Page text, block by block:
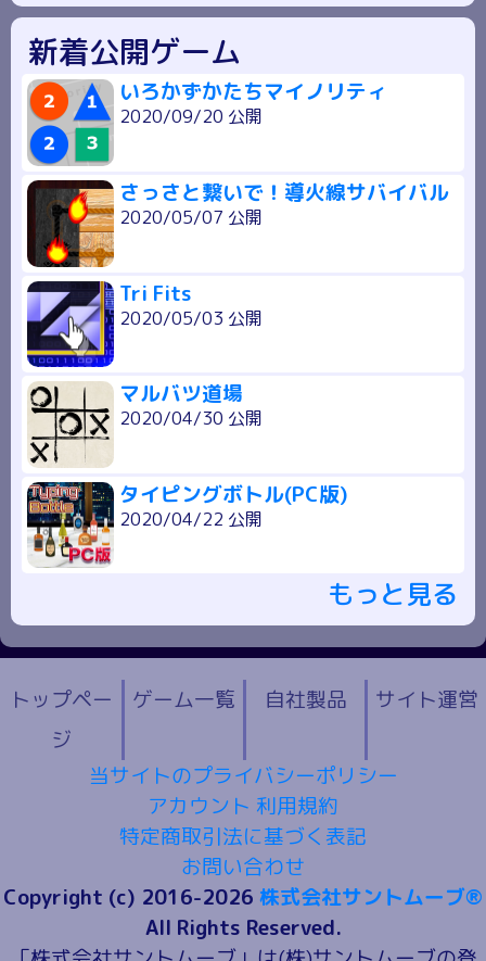
新着公開ゲーム
いろかずかたちマイノリティ
2020/09/20 公開
さっさと繋いで！導火線サバイバル
2020/05/07 公開
Tri Fits
2020/05/03 公開
マルバツ道場
2020/04/30 公開
タイピングボトル(PC版)
2020/04/22 公開
もっと見る
トップペー
ジ
ゲーム一覧 自社製品 サイト運営
当サイトのプライバシーポリシー
アカウント 利用規約
特定商取引法に基づく表記
お問い合わせ
Copyright (c) 2016-2026 株式会社サントムーブ®
All Rights Reserved.